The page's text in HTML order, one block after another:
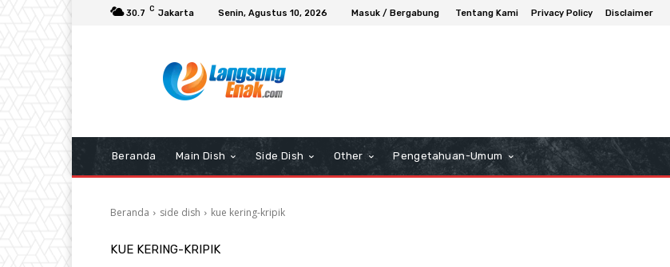
30.7 C Jakarta Senin, Agustus 10, 2026 Masuk / Bergabung Tentang Kami Privacy Policy Disclaimer
Beranda Main Dish Side Dish Other Pengetahuan-Umum
Beranda side dish kue kering-kripik
KUE KERING-KRIPIK